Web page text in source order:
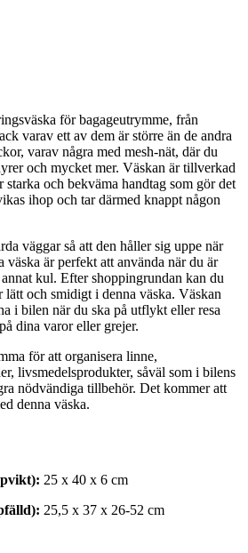
för bagageutrymme, från
varav ett av dem är större än de andra
varav några med mesh-nät, där du
och mycket mer. Väskan är tillverkad
och bekväma handtag som gör det
ihop och tar därmed knappt någon
väggar så att den håller sig uppe när
väska är perfekt att använda när du är
kul. Efter shoppingrundan kan du
lätt och smidigt i denna väska. Väskan
i bilen när du ska på utflykt eller resa
dina varor eller grejer.
för att organisera linne,
livsmedelsprodukter, såväl som i bilens
nödvändiga tillbehör. Det kommer att
denna väska.
25 x 40 x 6 cm
25,5 x 37 x 26-52 cm